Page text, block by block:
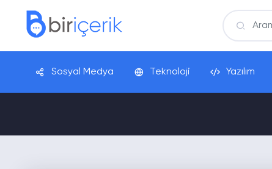
Sosyal Medya Teknoloji Yazılım